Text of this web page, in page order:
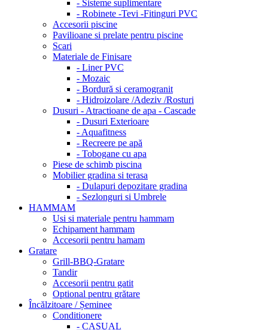
- Sisteme suplimentare
- Robinete -Tevi -Fitinguri PVC
Accesorii piscine
Pavilioane si prelate pentru piscine
Scari
Materiale de Finisare
- Liner PVC
- Mozaic
- Bordură si ceramogranit
- Hidroizolare /Adeziv /Rosturi
Dusuri - Atractioane de apa - Cascade
- Dusuri Exterioare
- Aquafitness
- Recreere pe apă
- Tobogane cu apa
Piese de schimb piscina
Mobilier gradina si terasa
- Dulapuri depozitare gradina
- Sezlonguri si Umbrele
HAMMAM
Usi si materiale pentru hammam
Echipament hammam
Accesorii pentru hamam
Gratare
Grill-BBQ-Gratare
Tandir
Accesorii pentru gatit
Optional pentru grătare
Încălzitoare / Șeminee
Conditionere
- CASUAL